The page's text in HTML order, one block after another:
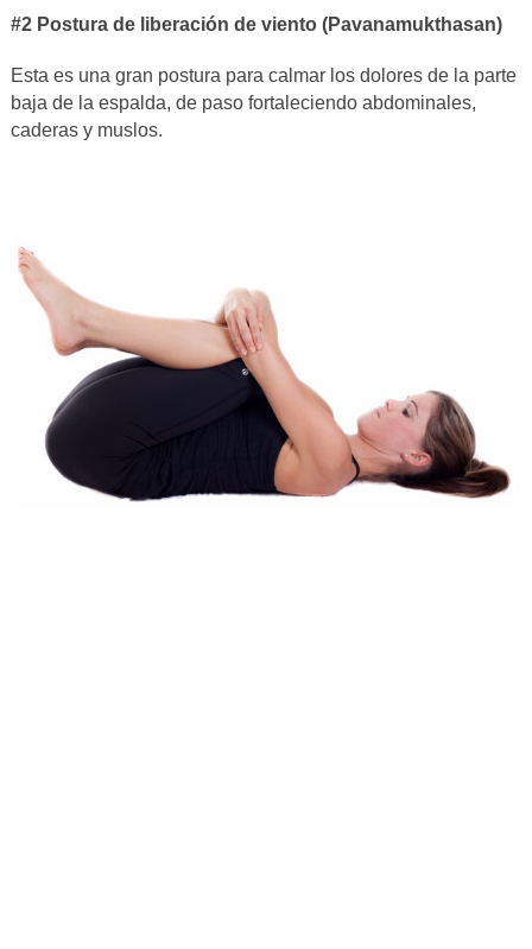
#2 Postura de liberación de viento (Pavanamukthasan)
Esta es una gran postura para calmar los dolores de la parte
baja de la espalda, de paso fortaleciendo abdominales,
caderas y muslos.